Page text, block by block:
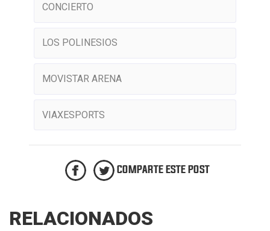
CONCIERTO
LOS POLINESIOS
MOVISTAR ARENA
VIAXESPORTS
COMPARTE ESTE POST
RELACIONADOS